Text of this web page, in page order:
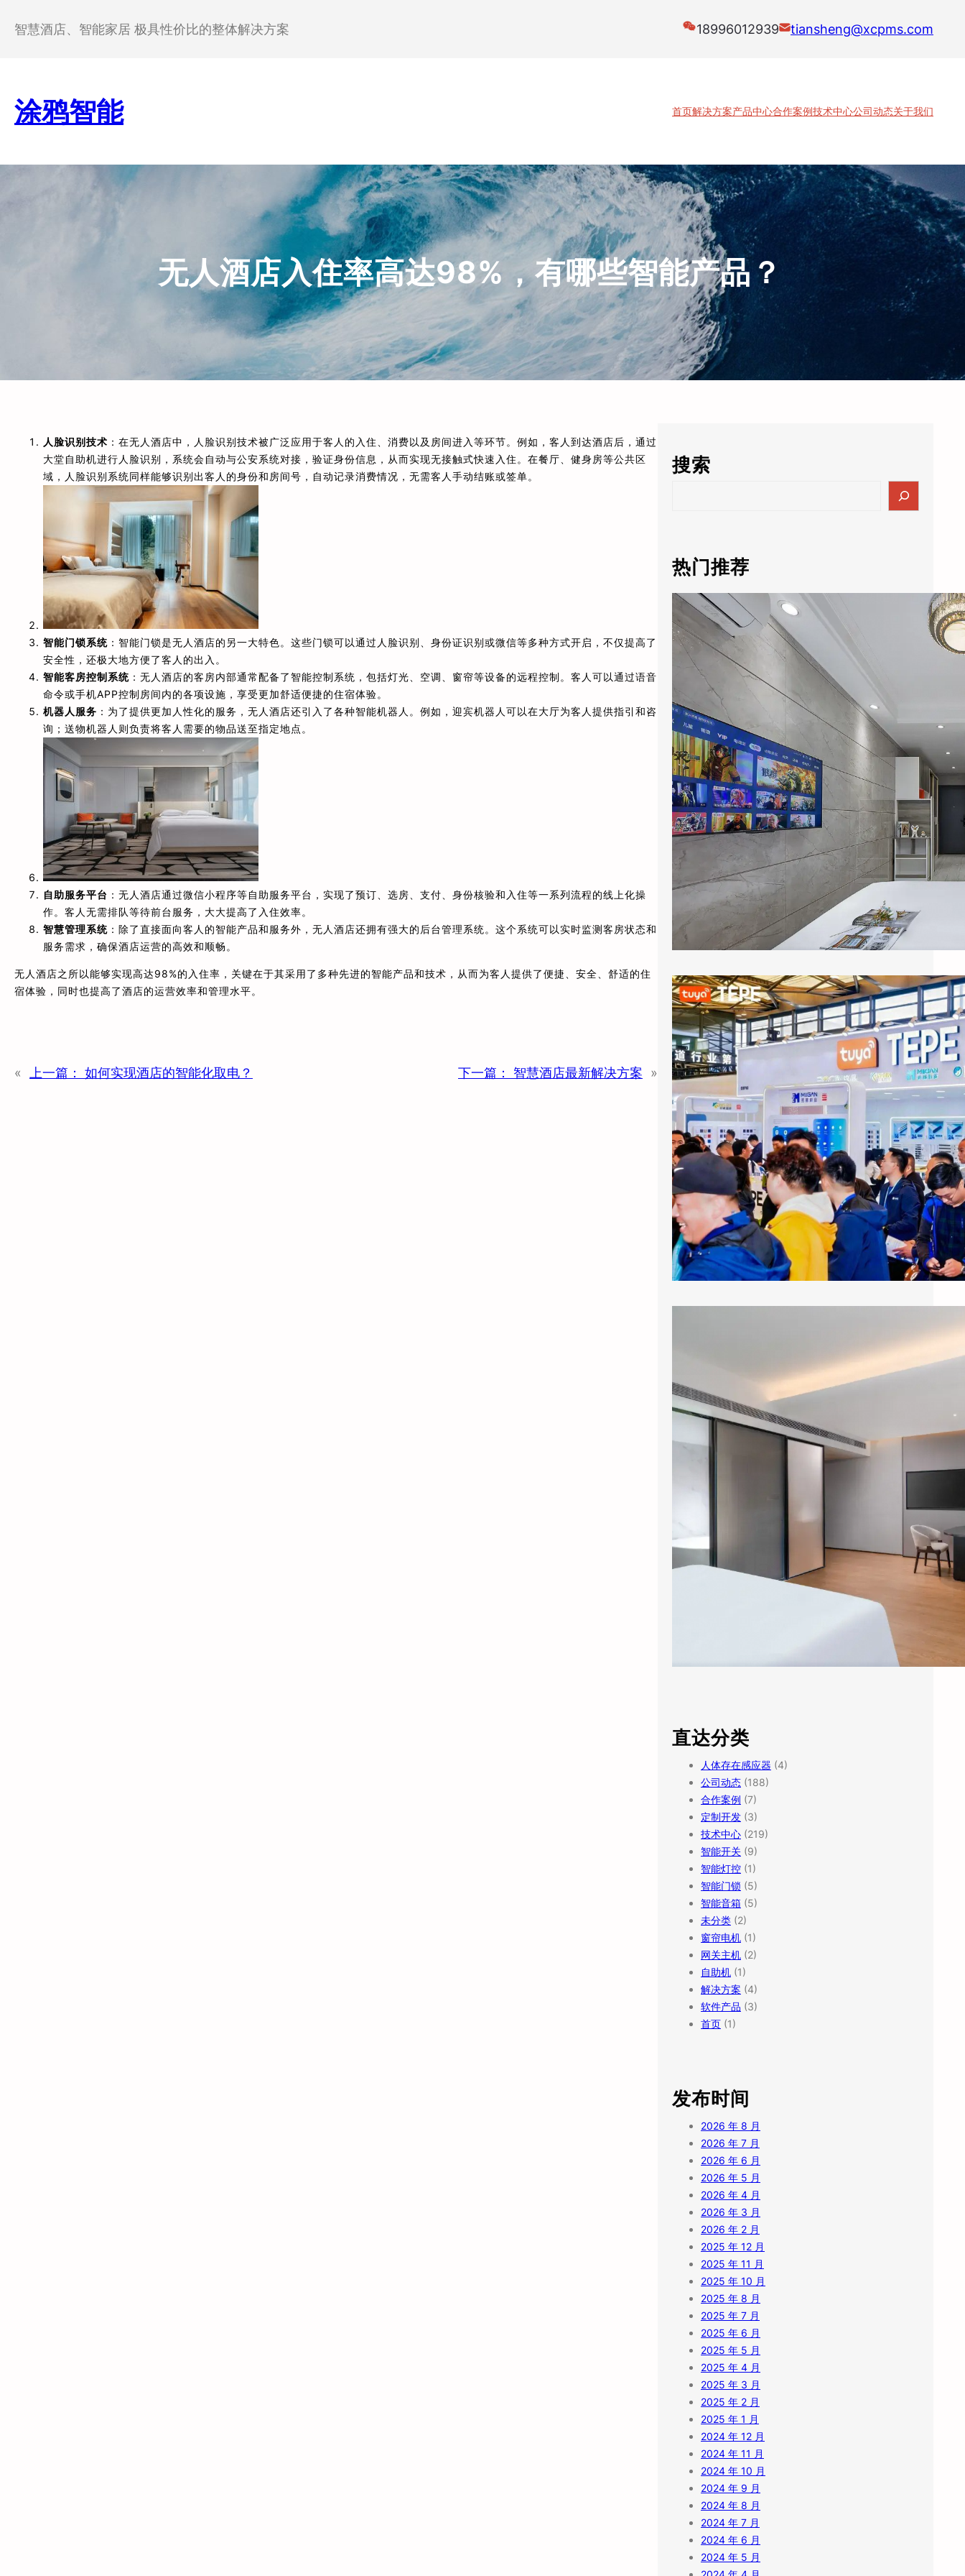
智慧酒店、智能家居 极具性价比的整体解决方案 18996012939 tiansheng@xcpms.com
涂鸦智能 首页解决方案产品中心合作案例技术中心公司动态关于我们
无人酒店入住率高达98%，有哪些智能产品？
人脸识别技术 ：在无人酒店中，人脸识别技术被广泛应用于客人的入住、消费以及房间进入等环节。例如，客人到达酒店后，通过
大堂自助机进行人脸识别，系统会自动与公安系统对接，验证身份信息，从而实现无接触式快速入住。在餐厅、健身房等公共区
域，人脸识别系统同样能够识别出客人的身份和房间号，自动记录消费情况，无需客人手动结账或签单。
智能门锁系统 ：智能门锁是无人酒店的另一大特色。这些门锁可以通过人脸识别、身份证识别或微信等多种方式开启，不仅提高了
安全性，还极大地方便了客人的出入。
智能客房控制系统 ：无人酒店的客房内部通常配备了智能控制系统，包括灯光、空调、窗帘等设备的远程控制。客人可以通过语音
命令或手机APP控制房间内的各项设施，享受更加舒适便捷的住宿体验。
机器人服务 ：为了提供更加人性化的服务，无人酒店还引入了各种智能机器人。例如，迎宾机器人可以在大厅为客人提供指引和咨
询；送物机器人则负责将客人需要的物品送至指定地点。
自助服务平台 ：无人酒店通过微信小程序等自助服务平台，实现了预订、选房、支付、身份核验和入住等一系列流程的线上化操
作。客人无需排队等待前台服务，大大提高了入住效率。
智慧管理系统 ：除了直接面向客人的智能产品和服务外，无人酒店还拥有强大的后台管理系统。这个系统可以实时监测客房状态和
服务需求，确保酒店运营的高效和顺畅。
无人酒店之所以能够实现高达98%的入住率，关键在于其采用了多种先进的智能产品和技术，从而为客人提供了便捷、安全、舒适的住
宿体验，同时也提高了酒店的运营效率和管理水平。
« 上一篇： 如何实现酒店的智能化取电？ 下一篇： 智慧酒店最新解决方案 »
搜索
c
h
热门推荐
2026年6月，杭州黄龙饭店管理集团干了一件
让同行看不懂的事：他们把旗下”黄龙旅行家”
…
涂鸦智能以AI蓝牙直连方案切入酒店赛道：去中心化架构破解智能化改造三大痛点
2026上海国际酒店展期间，涂鸦智能
（NYSE：TUYA，HKEX：2391）的展区成为
E7馆人气最旺的展位之…
今年五一，全国县域酒店预订量同比暴涨
114%，部分南方县城涨幅超过3倍。但一个尴
尬的现实是：这些撑起半边天的县…
直达分类
人体存在感应器 (4)
公司动态 (188)
合作案例 (7)
定制开发 (3)
技术中心 (219)
智能开关 (9)
智能灯控 (1)
智能门锁 (5)
智能音箱 (5)
未分类 (2)
窗帘电机 (1)
网关主机 (2)
自助机 (1)
解决方案 (4)
软件产品 (3)
首页 (1)
发布时间
2026 年 8 月
2026 年 7 月
2026 年 6 月
2026 年 5 月
2026 年 4 月
2026 年 3 月
2026 年 2 月
2025 年 12 月
2025 年 11 月
2025 年 10 月
2025 年 8 月
2025 年 7 月
2025 年 6 月
2025 年 5 月
2025 年 4 月
2025 年 3 月
2025 年 2 月
2025 年 1 月
2024 年 12 月
2024 年 11 月
2024 年 10 月
2024 年 9 月
2024 年 8 月
2024 年 7 月
2024 年 6 月
2024 年 5 月